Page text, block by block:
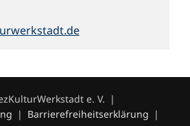
e. V. |
| Barrierefreiheitserklärung |